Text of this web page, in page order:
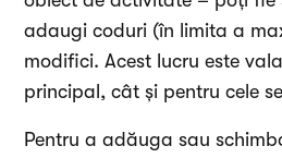
adaugi coduri (în limita a
modifici. Acest lucru este
principal, cât și pentru cele
Pentru a adăuga sau